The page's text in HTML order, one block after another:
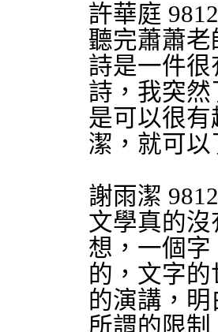
許華庭
聽完蕭蕭老
詩是一件
詩，我突
是可以很
潔，就可
謝雨潔
文學真的
想，一個
的，文字
的演講，
所謂的限制